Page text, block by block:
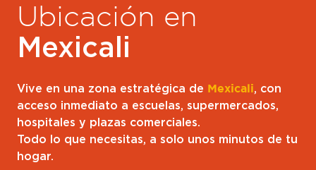
Ubicación en
Mexicali
Vive en una zona estratégica de Mexicali, con
acceso inmediato a escuelas, supermercados,
hospitales y plazas comerciales.
Todo lo que necesitas, a solo unos minutos de tu
hogar.